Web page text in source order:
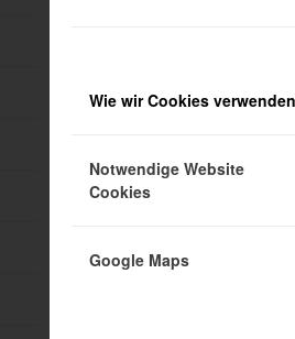
Wie wir Cookies verwenden
Notwendige Website
Cookies
Google Maps
info@sv05meckenheim.de